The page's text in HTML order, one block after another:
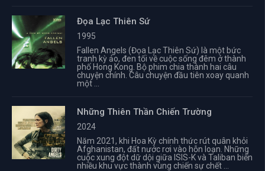
Đọa Lạc Thiên Sứ
1995
Fallen Angels (Đọa Lạc Thiên Sứ) là một bức
tranh kỳ ảo, đen tối về cuộc sống đêm ở thành
phố Hong Kong. Bộ phim chia thành hai câu
chuyện chính. Câu chuyện đầu tiên xoay quanh
một ...
Những Thiên Thần Chiến Trường
2024
Năm 2021, khi Hoa Kỳ chính thức rút quân khỏi
Afghanistan, đất nước rơi vào hỗn loạn. Những
cuộc xung đột dữ dội giữa ISIS-K và Taliban biến
nhiều khu vực thành vùng chiến sự chết ...